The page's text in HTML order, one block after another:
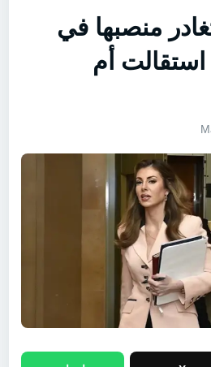
منصبها في
استقالت أم